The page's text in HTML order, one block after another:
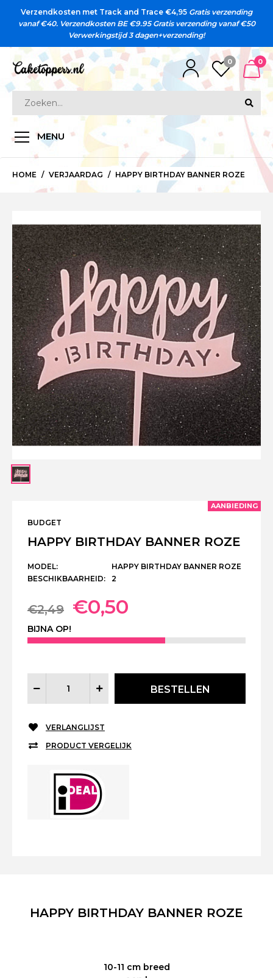
Verzendkosten met Track and Trace €4,95 Gratis verzending
vanaf €40. Verzendkosten BE €9.95 Gratis verzending vanaf €50
Verwerkingstijd 3 dagen+verzending!
0 0
MENU
HOME VERJAARDAG HAPPY BIRTHDAY BANNER ROZE
BUDGET
AANBIEDING
HAPPY BIRTHDAY BANNER ROZE
MODEL:
BESCHIKBAARHEID:
HAPPY BIRTHDAY BANNER ROZE
2
€2,49 €0,50
BIJNA OP!
VERLANGLIJST
PRODUCT VERGELIJK
HAPPY BIRTHDAY BANNER ROZE
10-11 cm breed